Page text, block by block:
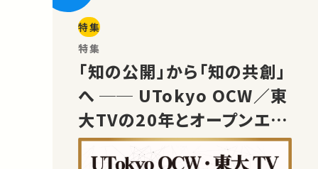
特集
特集
「知の公開」から「知の共創」
へ ── UTokyo OCW／東
大TVの20年とオープンエデ
ュケーションの未来